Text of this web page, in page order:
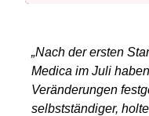
„Nach der ersten
Medica im Juli
Veränderungen
selbstständiger,